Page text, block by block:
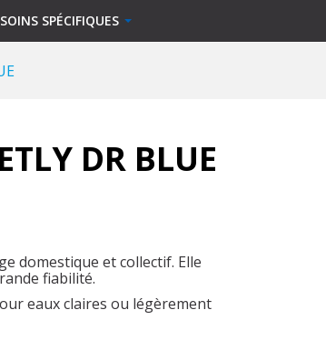
SPÉCIFIQUES
DR BLUE
domestique et collectif. Elle
fiabilité.
eaux claires ou légèrement